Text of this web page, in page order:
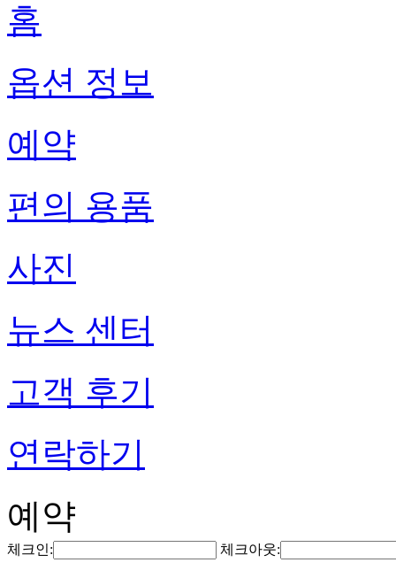
홈
옵션 정보
예약
편의 용품
사진
뉴스 센터
고객 후기
연락하기
예약
체크인: 체크아웃: